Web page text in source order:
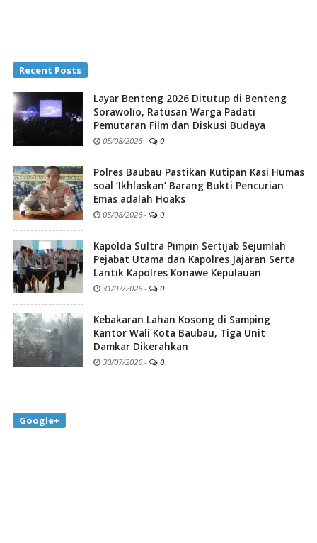
Recent Posts
Layar Benteng 2026 Ditutup di Benteng
Sorawolio, Ratusan Warga Padati
Pemutaran Film dan Diskusi Budaya
05/08/2026 - 0
Polres Baubau Pastikan Kutipan Kasi Humas
soal ‘Ikhlaskan’ Barang Bukti Pencurian
Emas adalah Hoaks
05/08/2026 - 0
Kapolda Sultra Pimpin Sertijab Sejumlah
Pejabat Utama dan Kapolres Jajaran Serta
Lantik Kapolres Konawe Kepulauan
31/07/2026 - 0
Kebakaran Lahan Kosong di Samping
Kantor Wali Kota Baubau, Tiga Unit
Damkar Dikerahkan
30/07/2026 - 0
Google+